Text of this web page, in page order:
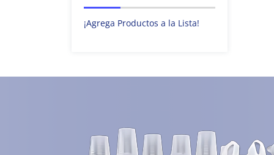
¡Agrega Productos a la Lista!